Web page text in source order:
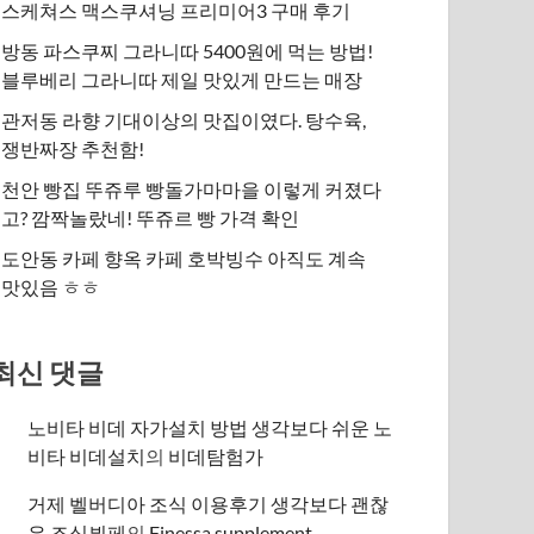
스케쳐스 맥스쿠셔닝 프리미어3 구매 후기
방동 파스쿠찌 그라니따 5400원에 먹는 방법!
블루베리 그라니따 제일 맛있게 만드는 매장
관저동 라향 기대이상의 맛집이였다. 탕수육,
쟁반짜장 추천함!
천안 빵집 뚜쥬루 빵돌가마마을 이렇게 커졌다
고? 깜짝놀랐네! 뚜쥬르 빵 가격 확인
도안동 카페 향옥 카페 호박빙수 아직도 계속
맛있음 ㅎㅎ
신 댓글
노비타 비데 자가설치 방법 생각보다 쉬운 노
비타 비데설치의 비데탐험가
거제 벨버디아 조식 이용후기 생각보다 괜찮